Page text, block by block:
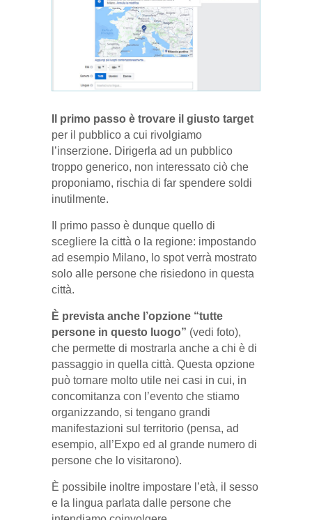
Il primo passo è trovare il giusto target
per il pubblico a cui rivolgiamo
l’inserzione. Dirigerla ad un pubblico
troppo generico, non interessato ciò che
proponiamo, rischia di far spendere soldi
inutilmente.
Il primo passo è dunque quello di
scegliere la città o la regione: impostando
ad esempio Milano, lo spot verrà mostrato
solo alle persone che risiedono in questa
città.
È prevista anche l’opzione “tutte
persone in questo luogo” (vedi foto),
che permette di mostrarla anche a chi è di
passaggio in quella città. Questa opzione
può tornare molto utile nei casi in cui, in
concomitanza con l’evento che stiamo
organizzando, si tengano grandi
manifestazioni sul territorio (pensa, ad
esempio, all’Expo ed al grande numero di
persone che lo visitarono).
È possibile inoltre impostare l’età, il sesso
e la lingua parlata dalle persone che